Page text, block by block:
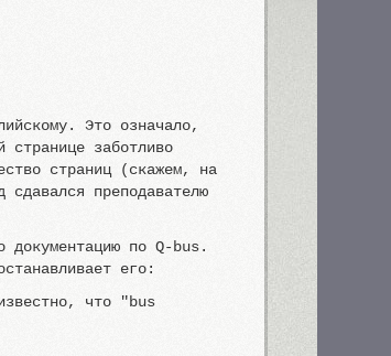
Это означало,
странице заботливо
страниц (скажем, на
преподавателю
документацию по Q-bus.
его:
что "bus